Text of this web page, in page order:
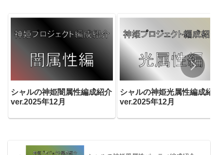
シャルの神姫闇属性編成紹介
ver.2025年12月
シャルの神姫光属性編成紹
ver.2025年12月